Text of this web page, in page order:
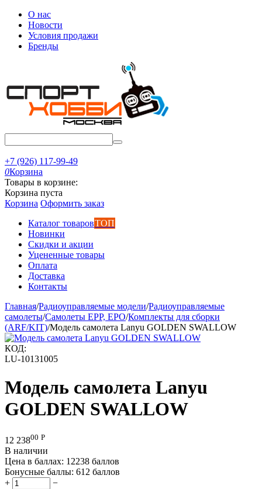
О нас
Новости
Условия продажи
Бренды
+7 (926) 117-99-49
0Корзина
Товары в корзине:
Корзина пуста
Корзина Оформить заказ
Каталог товаровТОП
Новинки
Скидки и акции
Уцененные товары
Оплата
Доставка
Контакты
Главная/Радиоуправляемые модели/Радиоуправляемые
самолеты/Самолеты EPP, EPO/Комплекты для сборки
(ARF/KIT)/Модель самолета Lanyu GOLDEN SWALLOW
КОД:
LU-10131005
Модель самолета Lanyu
GOLDEN SWALLOW
12 23800 Р
В наличии
Цена в баллах: 12238 баллов
Бонусные баллы: 612 баллов
+
−